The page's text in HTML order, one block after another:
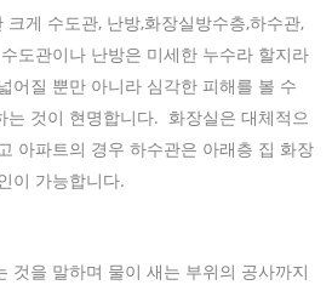
게 수도관, 난방,화장실방수층,하수관,
도관이나 난방은 미세한 누수라 할지라
어질 뿐만 아니라 심각한 피해를 볼 수
는 것이 현명합니다. 화장실은 대체적으
아파트의 경우 하수관은 아래층 집 화장
이 가능합니다.
것을 말하며 물이 새는 부위의 공사까지